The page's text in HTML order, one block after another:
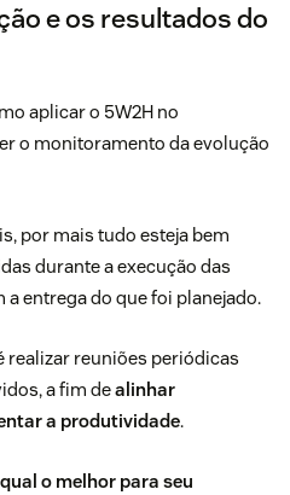
e os resultados do
aplicar o 5W2H no
o monitoramento da evolução
por mais tudo esteja bem
durante a execução das
entrega do que foi planejado.
realizar reuniões periódicas
a fim dealinhar
a produtividade.
o melhor para seu